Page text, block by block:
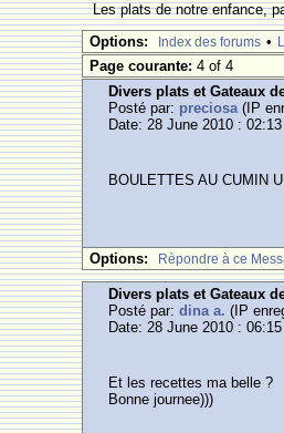
Les plats de notre enfance,
Options: Index des forums •
Page courante:4 of 4
Divers plats et Gateaux
Posté par: preciosa(IP
Date: 28 June 2010 : 02:13
BOULETTES AU CUMIN
Options: Rèpondre à ce
Divers plats et Gateaux
Posté par:dina a. (IP
Date: 28 June 2010 : 06:15
Et les recettes ma belle ?
Bonne journee)))